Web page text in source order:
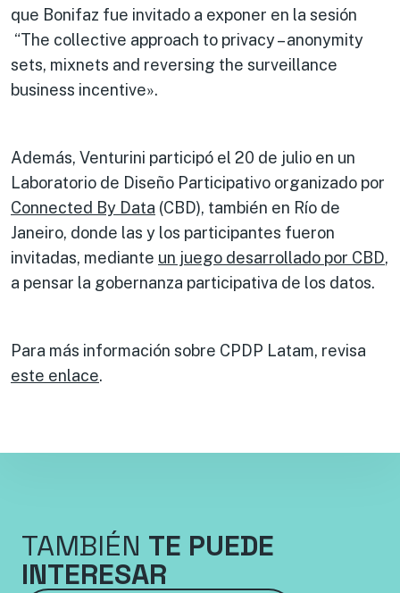
que Bonifaz fue invitado a exponer en la sesión
“The collective approach to privacy – anonymity
sets, mixnets and reversing the surveillance
business incentive».
Además, Venturini participó el 20 de julio en un
Laboratorio de Diseño Participativo organizado por
Connected By Data (CBD), también en Río de
Janeiro, donde las y los participantes fueron
invitadas, mediante un juego desarrollado por CBD,
a pensar la gobernanza participativa de los datos.
Para más información sobre CPDP Latam, revisa
este enlace.
TAMBIÉN TE PUEDE
INTERESAR